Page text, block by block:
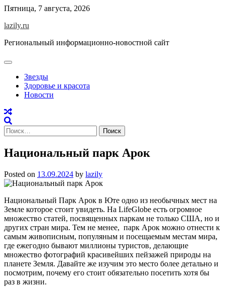
Skip
content
Пятница, 7 августа, 2026
lazily.ru
Региональный информационно-новостной сайт
Звезды
Здоровье и красота
Новости
Найти:
Национальный парк Арок
Posted on 13.09.2024 by lazily
Национальный Парк Арок в Юте одно из необычных мест на
Земле которое стоит увидеть. На LifeGlobe есть огромное
множество статей, посвященных паркам не только США, но и
других стран мира. Тем не менее, парк Арок можно отнести к
самым живописным, популяным и посещаемым местам мира,
где ежегодно бывают миллионы туристов, делающие
множество фотографий красивейших пейзажей природы на
планете Земля. Давайте же изучим это место более детально и
посмотрим, почему его стоит обязательно посетить хотя бы
раз в жизни.